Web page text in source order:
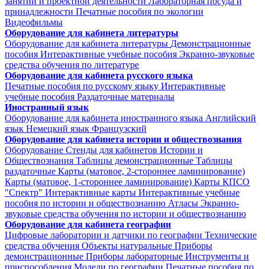
принадлежности Печатные пособия по экологии
Видеофильмы
Оборудование для кабинета литературы
Оборудование для кабинета литературы Демонстрационные
пособия Интерактивные учебные пособия Экранно-звуковые
средства обучения по литературе
Оборудование для кабинета русского языка
Печатные пособия по русскому языку Интерактивные
учебные пособия Раздаточные материалы
Иностранный язык
Оборудование для кабинета иностранного языка Английский
язык Немецкий язык Французский
Оборудование для кабинета истории и обществознания
Оборудование Стенды для кабинетов Истории и
Обществознания Таблицы демонстрационные Таблицы
раздаточные Карты (матовое, 2-стороннее ламинирование)
Карты (матовое, 1-стороннее ламинирование) Карты КПСО
"Спектр" Интерактивные карты Интерактивные учебные
пособия по истории и обществознанию Атласы Экранно-
звуковые средства обучения по истории и обществознанию
Оборудование для кабинета географии
Цифровые лаборатории и датчики по географии Технические
средства обучения Объекты натуральные Приборы
демонстрационные Приборы лабораторные Инструменты и
приспособления Модели по географии Печатные пособия по